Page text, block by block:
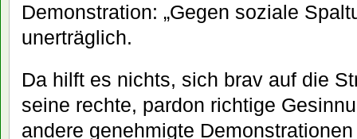
Demonstration: „Gegen soziale
unerträglich.
Da hilft es nichts, sich brav auf die
seine rechte, pardon richtige
andere genehmigte